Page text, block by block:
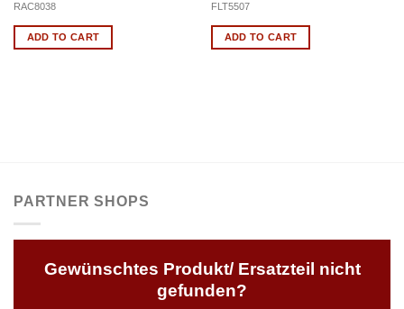
RAC8038
ADD TO CART
FLT5507
ADD TO CART
PARTNER SHOPS
Gewünschtes Produkt/ Ersatzteil nicht
gefunden?